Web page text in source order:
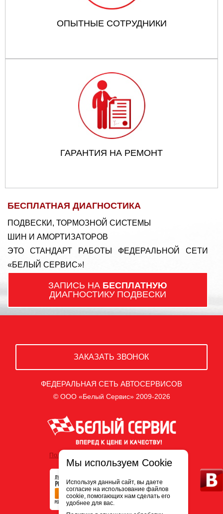
ОПЫТНЫЕ СОТРУДНИКИ
ГАРАНТИЯ НА РЕМОНТ
БЕСПЛАТНАЯ ДИАГНОСТИКА
ПОДВЕСКИ, ТОРМОЗНОЙ СИСТЕМЫ
ШИН И АМОРТИЗАТОРОВ
ЭТО СТАНДАРТ РАБОТЫ ФЕДЕРАЛЬНОЙ СЕТИ
«БЕЛЫЙ СЕРВИС»!
ЗАПИСЬ НА БЕСПЛАТНУЮ
ДИАГНОСТИКУ ПОДВЕСКИ
ЗАКАЗАТЬ ЗВОНОК
ФЕДЕРАЛЬНАЯ СЕТЬ АВТОСЕРВИСОВ
© ООО «Белый Сервис» 2009-2026
Политика обработки персональных данных
Мы используем Cookie
Используя данный сайт, вы даете
согласие на использование файлов
cookie, помогающих нам сделать его
удобнее для вас.